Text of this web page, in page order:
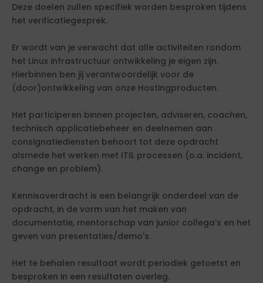
Deze doelen zullen specifiek worden besproken tijdens
het verificatiegesprek.
Er wordt van je verwacht dat alle activiteiten rondom
het Linux infrastructuur ontwikkeling je eigen zijn.
Hierbinnen ben jij verantwoordelijk voor de
(door)ontwikkeling van onze Hostingproducten.
Het participeren binnen projecten, adviseren, coachen,
technisch applicatiebeheer en deelnemen aan
consignatiediensten behoort tot deze opdracht
alsmede het werken met ITIL processen (o.a. incident,
change en problem).
Kennisoverdracht is een belangrijk onderdeel van de
opdracht, in de vorm van het maken van
documentatie, mentorschap van junior collega's en het
geven van presentaties/demo's.
Het te behalen resultaat wordt periodiek getoetst en
besproken in een resultaten overleg.